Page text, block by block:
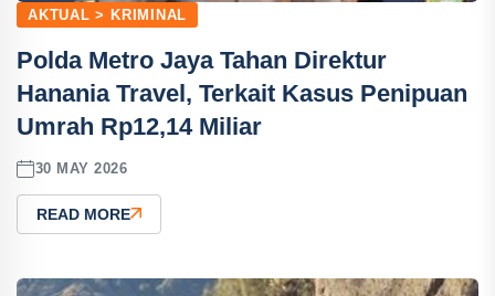
AKTUAL > KRIMINAL
Polda Metro Jaya Tahan Direktur
Hanania Travel, Terkait Kasus Penipuan
Umrah Rp12,14 Miliar
30 MAY 2026
READ MORE